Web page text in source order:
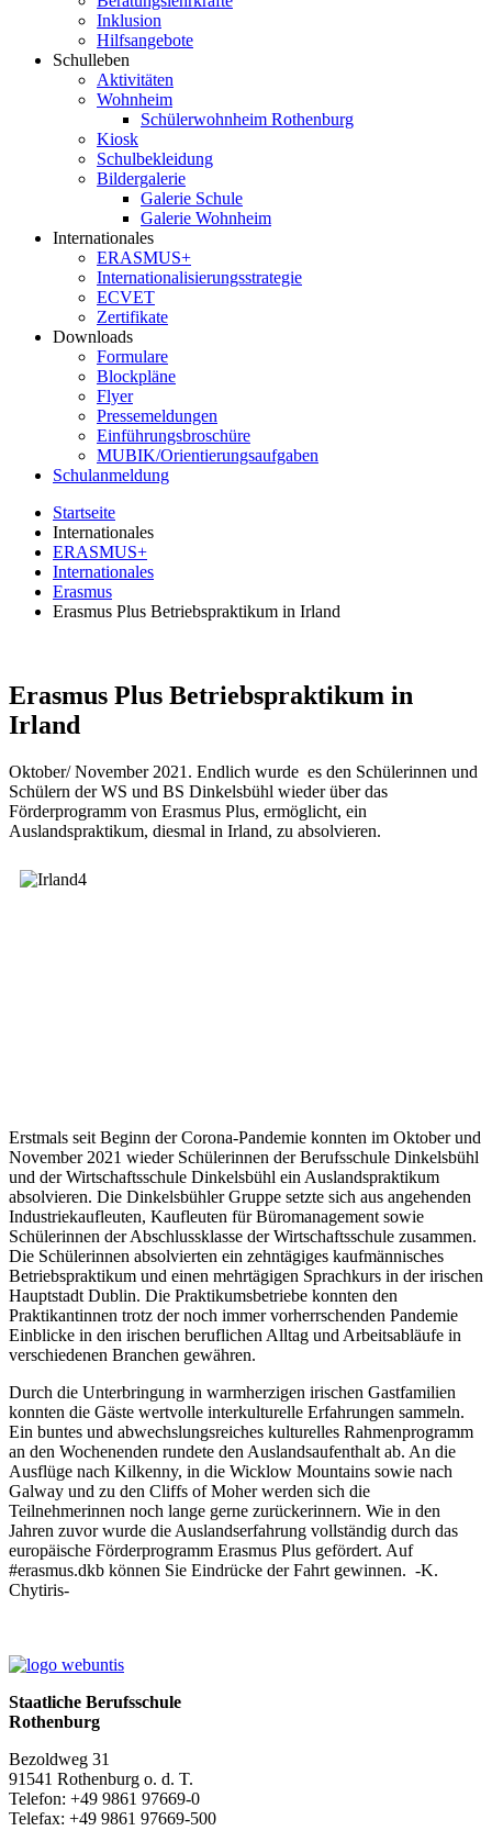
Inklusion
Hilfsangebote
Schulleben
Aktivitäten
Wohnheim
Schülerwohnheim Rothenburg
Kiosk
Schulbekleidung
Bildergalerie
Galerie Schule
Galerie Wohnheim
Internationales
ERASMUS+
Internationalisierungsstrategie
ECVET
Zertifikate
Downloads
Formulare
Blockpläne
Flyer
Pressemeldungen
Einführungsbroschüre
MUBIK/Orientierungsaufgaben
Schulanmeldung
Startseite
Internationales
ERASMUS+
Internationales
Erasmus
Erasmus Plus Betriebspraktikum in Irland
Erasmus Plus Betriebspraktikum in
Irland
Oktober/ November 2021. Endlich wurde es den Schülerinnen und
Schülern der WS und BS Dinkelsbühl wieder über das
Förderprogramm von Erasmus Plus, ermöglicht, ein
Auslandspraktikum, diesmal in Irland, zu absolvieren.
Erstmals seit Beginn der Corona-Pandemie konnten im Oktober und
November 2021 wieder Schülerinnen der Berufsschule Dinkelsbühl
und der Wirtschaftsschule Dinkelsbühl ein Auslandspraktikum
absolvieren. Die Dinkelsbühler Gruppe setzte sich aus angehenden
Industriekaufleuten, Kaufleuten für Büromanagement sowie
Schülerinnen der Abschlussklasse der Wirtschaftsschule zusammen.
Die Schülerinnen absolvierten ein zehntägiges kaufmännisches
Betriebspraktikum und einen mehrtägigen Sprachkurs in der irischen
Hauptstadt Dublin. Die Praktikumsbetriebe konnten den
Praktikantinnen trotz der noch immer vorherrschenden Pandemie
Einblicke in den irischen beruflichen Alltag und Arbeitsabläufe in
verschiedenen Branchen gewähren.
Durch die Unterbringung in warmherzigen irischen Gastfamilien
konnten die Gäste wertvolle interkulturelle Erfahrungen sammeln.
Ein buntes und abwechslungsreiches kulturelles Rahmenprogramm
an den Wochenenden rundete den Auslandsaufenthalt ab. An die
Ausflüge nach Kilkenny, in die Wicklow Mountains sowie nach
Galway und zu den Cliffs of Moher werden sich die
Teilnehmerinnen noch lange gerne zurückerinnern. Wie in den
Jahren zuvor wurde die Auslandserfahrung vollständig durch das
europäische Förderprogramm Erasmus Plus gefördert. Auf
#erasmus.dkb können Sie Eindrücke der Fahrt gewinnen. -K.
Chytiris-
Staatliche Berufsschule
Rothenburg
Bezoldweg 31
91541 Rothenburg o. d. T.
Telefon: +49 9861 97669-0
Telefax: +49 9861 97669-500